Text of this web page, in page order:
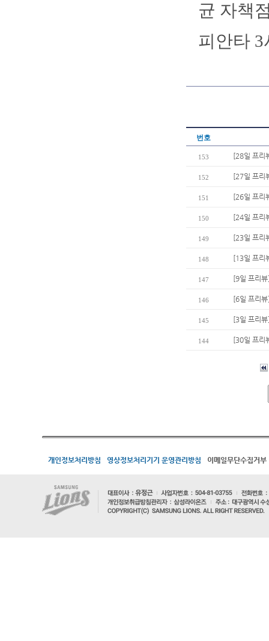
균 자책
피안타
번호
153 [28일 프리
152 [27일 프리
151 [26일 프리
150 [24일 프리
149 [23일 프리
148 [13일 프리
147 [9일 프리
146 [6일 프리
145 [3일 프리
144 [30일 프리
개인정보처리방침 영상정보처리기기 운영관리방침 이메일무단수집거부